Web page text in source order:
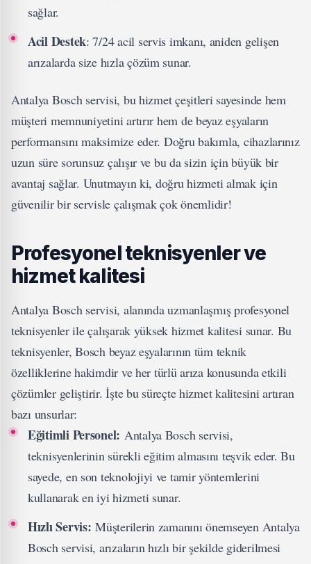
sağlar.
Acil Destek: 7/24 acil servis imkanı, aniden gelişen
arızalarda size hızla çözüm sunar.
Antalya Bosch servisi, bu hizmet çeşitleri sayesinde hem
müşteri memnuniyetini artırır hem de beyaz eşyaların
performansını maksimize eder. Doğru bakımla, cihazlarınız
uzun süre sorunsuz çalışır ve bu da sizin için büyük bir
avantaj sağlar. Unutmayın ki, doğru hizmeti almak için
güvenilir bir servisle çalışmak çok önemlidir!
Profesyonel teknisyenler ve
hizmet kalitesi
Antalya Bosch servisi, alanında uzmanlaşmış profesyonel
teknisyenler ile çalışarak yüksek hizmet kalitesi sunar. Bu
teknisyenler, Bosch beyaz eşyalarının tüm teknik
özelliklerine hakimdir ve her türlü arıza konusunda etkili
çözümler geliştirir. İşte bu süreçte hizmet kalitesini artıran
bazı unsurlar:
Eğitimli Personel: Antalya Bosch servisi,
teknisyenlerinin sürekli eğitim almasını teşvik eder. Bu
sayede, en son teknolojiyi ve tamir yöntemlerini
kullanarak en iyi hizmeti sunar.
Hızlı Servis: Müşterilerin zamanını önemseyen Antalya
Bosch servisi, arızaların hızlı bir şekilde giderilmesi